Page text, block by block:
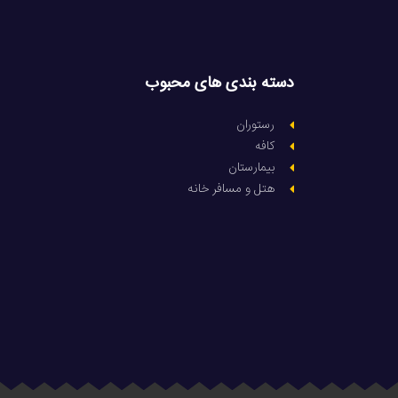
دسته بندی های محبوب
رستوران
کافه
بیمارستان
هتل و مسافر خانه